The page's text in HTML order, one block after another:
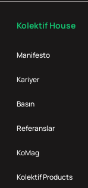
Kolektif House
Manifesto
Kariyer
Basın
Referanslar
KoMag
Kolektif Products